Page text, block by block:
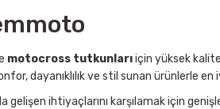
motocross tutkunlarıiçin yüksek
dayanıklılık ve stil sunan ürünlerle
gelişen ihtiyaçlarını karşılamak için